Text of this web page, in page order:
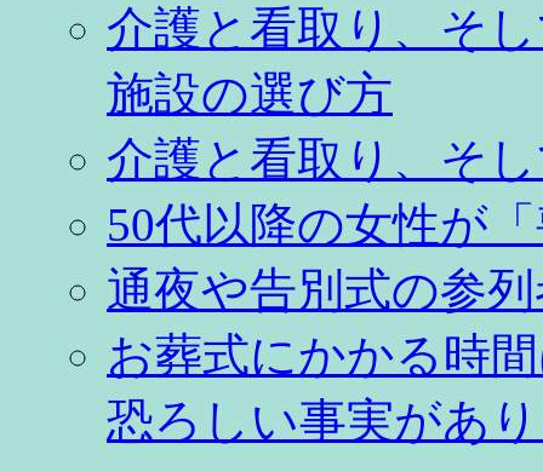
介護と看取り、そ
施設の選び方
介護と看取り、そ
50代以降の女性が
通夜や告別式の参
お葬式にかかる時
恐ろしい事実があ